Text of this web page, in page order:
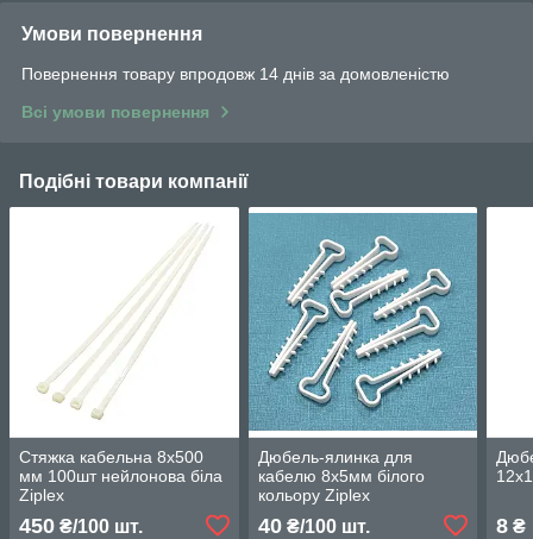
Умови повернення
Повернення товару впродовж 14 днів за домовленістю
Всі умови повернення
Подібні товари компанії
Стяжка кабельна 8х500
мм 100шт нейлонова біла
Ziplex
450 ₴/100 шт.
Дюбель-ялинка для
кабелю 8х5мм білого
кольору Ziplex
40₴/100 шт. 8 ₴